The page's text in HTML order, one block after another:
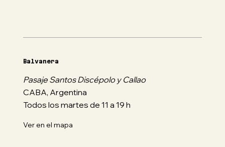
Balvanera
Pasaje Santos Discépolo y Callao
CABA, Argentina
Todos los martes de 11 a 19 h
Ver en el mapa